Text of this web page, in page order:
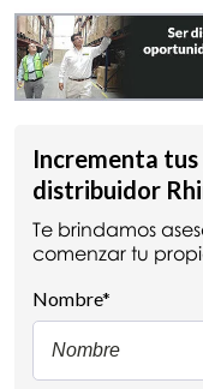
Incrementa
distribuidor
Te brindamos
comenzar tu
Nombre*